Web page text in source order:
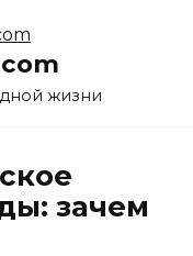
жизни
зачем